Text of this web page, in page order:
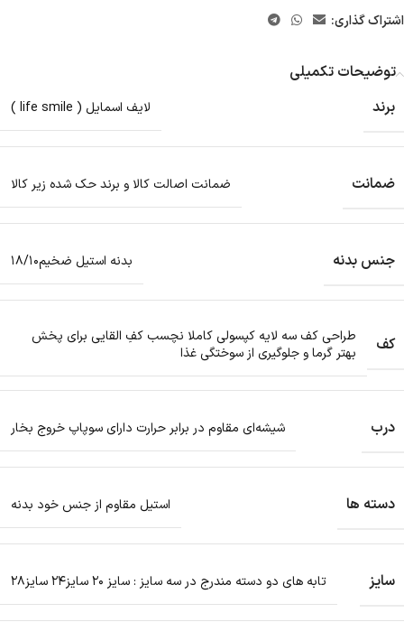
اشتراک گذاری:
توضیحات تکمیلی
برند
لایف اسمایل ( life smile )
ضمانت ضمانت اصالت کالا و برند حک شده زیر کالا
جنس بدنه بدنه استیل ضخیم۱۸/۱۰
کف
طراحی کف سه لایه کپسولی کاملا نچسب کفِ القایی برای پخش
بهتر گرما و جلوگیری از سوختگی غذا
درب شیشه‌ای مقاوم در برابر حرارت دارای سوپاپ خروج بخار
دسته ها استیل مقاوم از جنس خود بدنه
سایز تابه های دو دسته مندرج در سه سایز : سایز ۲۰ سایز۲۴ سایز۲۸